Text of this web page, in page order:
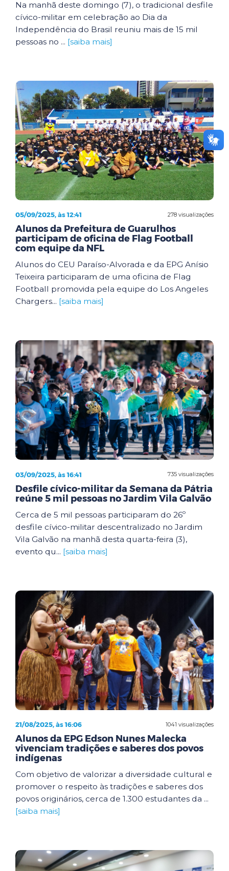
Na manhã deste domingo (7), o tradicional desfile
cívico-militar em celebração ao Dia da
Independência do Brasil reuniu mais de 15 mil
pessoas no ... [saiba mais]
278 visualizações
05/09/2025, às 12:41
Alunos da Prefeitura de Guarulhos
participam de oficina de Flag Football
com equipe da NFL
Alunos do CEU Paraíso-Alvorada e da EPG Anísio
Teixeira participaram de uma oficina de Flag
Football promovida pela equipe do Los Angeles
Chargers... [saiba mais]
735 visualizações
03/09/2025, às 16:41
Desfile cívico-militar da Semana da Pátria
reúne 5 mil pessoas no Jardim Vila Galvão
Cerca de 5 mil pessoas participaram do 26º
desfile cívico-militar descentralizado no Jardim
Vila Galvão na manhã desta quarta-feira (3),
evento qu... [saiba mais]
1041 visualizações
21/08/2025, às 16:06
Alunos da EPG Edson Nunes Malecka
vivenciam tradições e saberes dos povos
indígenas
Com objetivo de valorizar a diversidade cultural e
promover o respeito às tradições e saberes dos
povos originários, cerca de 1.300 estudantes da ...
[saiba mais]